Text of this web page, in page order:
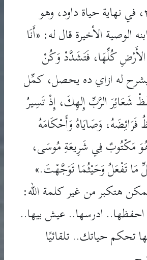
في١ملوك٢: ٢-٣، في نهاية حياة داود، وهو
الوصية الأخيرة قال له: «أَنَا
كُلِّهَا، فَتَشَدَّدْ وَكُنْ
له ازاي ده يحصل، كمِّل
شَعَائِرَ الرَّبِّ إِلهِكَ، إِذْ تَسِيرُ
وَصَايَاهُ وَأَحْكَامَهُ
مَكْتُوبٌ فِي شَرِيعَةِ مُوسَى،
تَفْعَلُ وَحَيْثُمَا تَوَجَّهْتَ.»
هتكبر من غير كلمة الله:
احفظها.. ادرسها.. عيش بيها..
تحكم حياتك.. تلقائيًا